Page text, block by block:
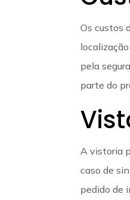
Os custos
pela
parte do
A vistoria
caso de
pedido de